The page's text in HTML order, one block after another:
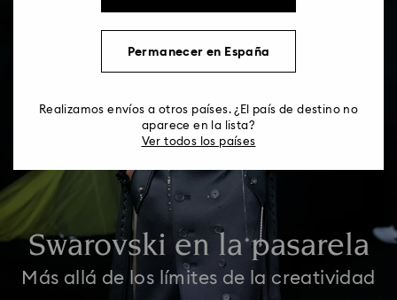
Swarovski en la pasarela
Más allá de los límites de la creatividad
Permanecer en España
Realizamos envíos a otros países. ¿El país de destino no
aparece en la lista?
Ver todos los países